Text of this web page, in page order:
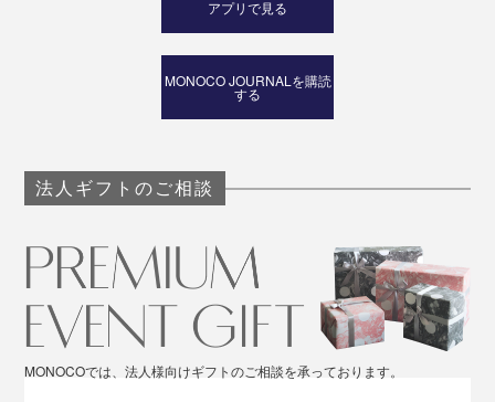
アプリで見る
MONOCO JOURNALを購読
する
法人ギフトのご相談
MONOCOでは、法人様向けギフトのご相談を承っております。